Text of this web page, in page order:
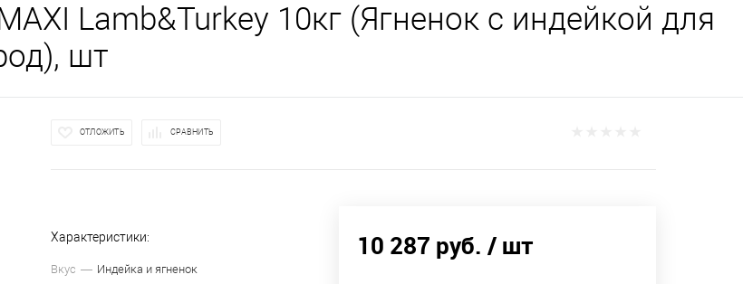
Lаmb&Turkey 10кг (Ягненок с индейкой для
шт
ОТЛОЖИТЬ СРАВНИТЬ
Характеристики:
Вкус
Индейка и ягненок
10 287 руб. / шт